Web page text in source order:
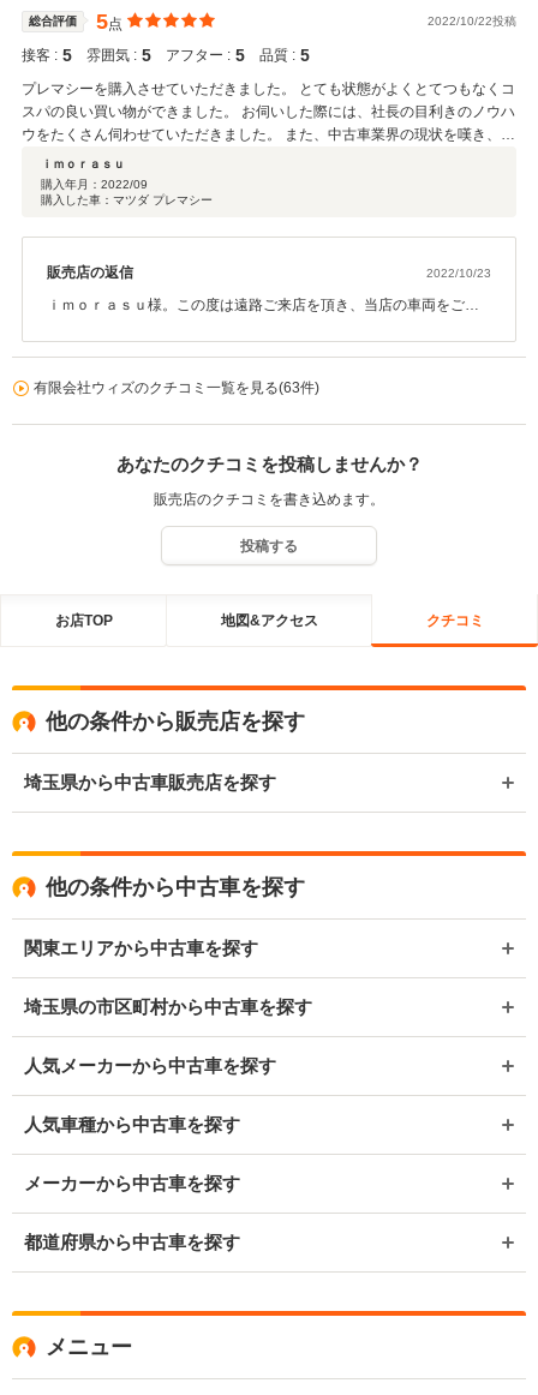
っしゃいました際にはぜひお立ち寄りください。お待ち申し上げて
おります。 店主
総合評価 5点 2022/10/22投稿
接客 : 5 雰囲気 : 5 アフター : 5 品質 : 5
プレマシーを購入させていただきました。 とても状態がよくとてつもなくコ
スパの良い買い物ができました。 お伺いした際には、社長の目利きのノウハ
ウをたくさん伺わせていただきました。 また、中古車業界の現状を嘆き、誠
実に顧客の事を第一に商売をされていることにとても感銘を受けました。 と
ても情熱的でバイタリティ溢れる方で、お伺いしたご年齢には本当にびっく
りしました。 他にもとても状態のよさそうな中古車がいくつもありました。
替えの際はまた良い車を探していただこうと思っています。 昨今、誠実さを
欠く利益重視の中古車屋が多くとても世知辛い市況の中、信念を持って孤軍
奮闘されている姿は日本もまだまだ捨てたもんじゃないと思いました。 非常
にお勧めの中古車屋さんです！
ｉｍｏｒａｓｕ
購入年月： 2022/09
購入した車：マツダ プレマシー
販売店の返信 2022/10/23
ｉｍｏｒａｓｕ様。この度は遠路ご来店を頂き、当店の車両をご購
ｕ様のお褒めのお言葉に背中を押されまして今後ともお客様から良
後ともご愛顧の程どうぞよろしくお願い致します。 ｉｍｏｒａｓｕ
くまでお出かけの際はぜひお立ち寄りください。又お車に関します
事でご相談等が御座いましたらいつでもお電話ください。お待ち申
有限会社ウィズのクチコミ一覧を見る(63件)
あなたのクチコミを投稿しませんか？
販売店のクチコミを書き込めます。
投稿する
お店TOP 地図&アクセス クチコミ
他の条件から販売店を探す
埼玉県から中古車販売店を探す
他の条件から中古車を探す
関東エリアから中古車を探す
埼玉県の市区町村から中古車を探す
人気メーカーから中古車を探す
人気車種から中古車を探す
メーカーから中古車を探す
都道府県から中古車を探す
メニュー